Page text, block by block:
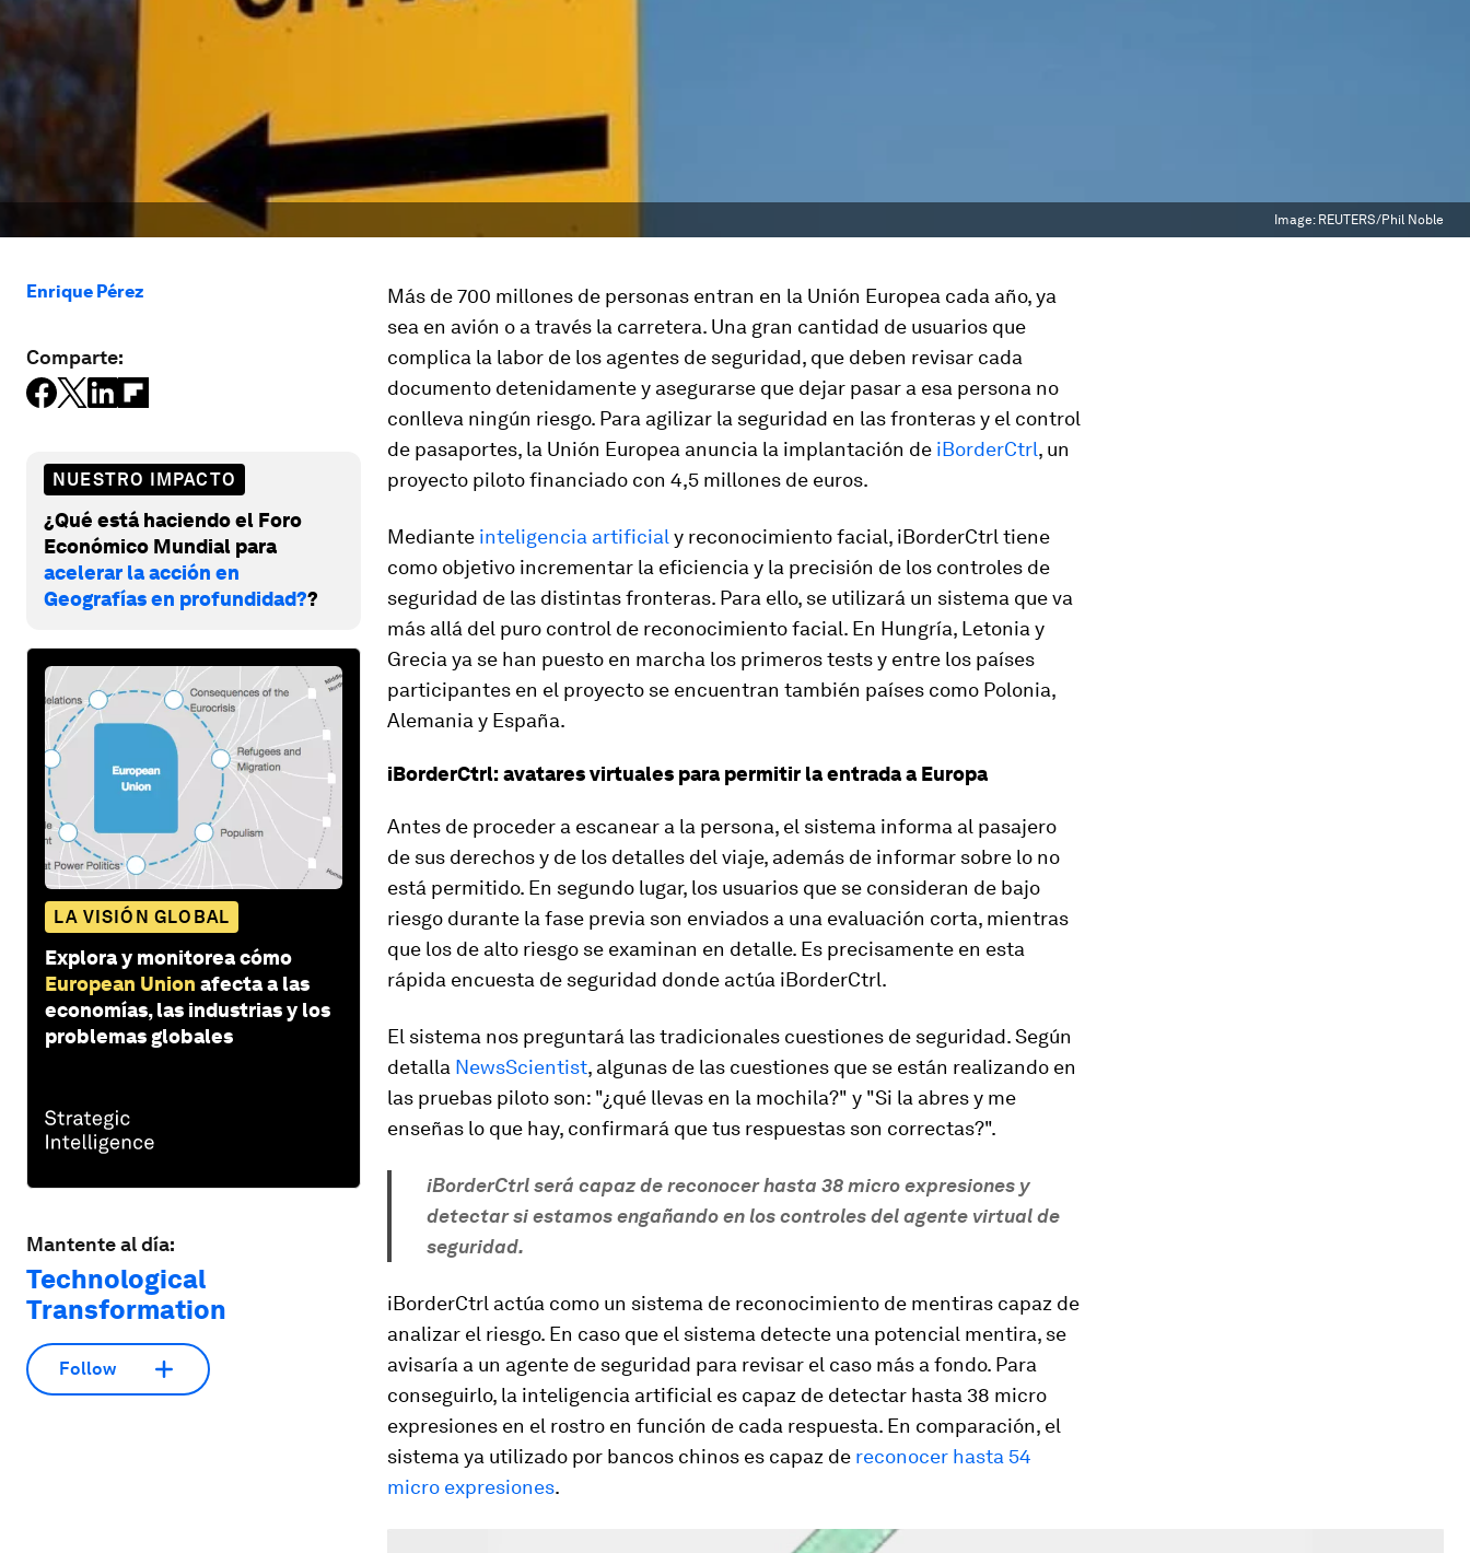
Image: REUTERS/Phil Noble
Enrique Pérez
Comparte:
NUESTRO IMPACTO
¿Qué está haciendo el Foro
Económico Mundial para
acelerar la acción en
Geografías en profundidad??
LA VISIÓN GLOBAL
Explora y monitorea cómo
European Union afecta a las
economías, las industrias y los
problemas globales
Mantente al día:
Technological
Transformation
Follow
Más de 700 millones de personas entran en la Unión Europea cada año, ya
sea en avión o a través la carretera. Una gran cantidad de usuarios que
complica la labor de los agentes de seguridad, que deben revisar cada
documento detenidamente y asegurarse que dejar pasar a esa persona no
conlleva ningún riesgo. Para agilizar la seguridad en las fronteras y el control
de pasaportes, la Unión Europea anuncia la implantación de iBorderCtrl, un
proyecto piloto financiado con 4,5 millones de euros.
Mediante inteligencia artificial y reconocimiento facial, iBorderCtrl tiene
como objetivo incrementar la eficiencia y la precisión de los controles de
seguridad de las distintas fronteras. Para ello, se utilizará un sistema que va
más allá del puro control de reconocimiento facial. En Hungría, Letonia y
Grecia ya se han puesto en marcha los primeros tests y entre los países
participantes en el proyecto se encuentran también países como Polonia,
Alemania y España.
iBorderCtrl: avatares virtuales para permitir la entrada a Europa
Antes de proceder a escanear a la persona, el sistema informa al pasajero
de sus derechos y de los detalles del viaje, además de informar sobre lo no
está permitido. En segundo lugar, los usuarios que se consideran de bajo
riesgo durante la fase previa son enviados a una evaluación corta, mientras
que los de alto riesgo se examinan en detalle. Es precisamente en esta
rápida encuesta de seguridad donde actúa iBorderCtrl.
El sistema nos preguntará las tradicionales cuestiones de seguridad. Según
detalla NewsScientist, algunas de las cuestiones que se están realizando en
las pruebas piloto son: "¿qué llevas en la mochila?" y "Si la abres y me
enseñas lo que hay, confirmará que tus respuestas son correctas?".
iBorderCtrl será capaz de reconocer hasta 38 micro expresiones y
detectar si estamos engañando en los controles del agente virtual de
seguridad.
iBorderCtrl actúa como un sistema de reconocimiento de mentiras capaz de
analizar el riesgo. En caso que el sistema detecte una potencial mentira, se
avisaría a un agente de seguridad para revisar el caso más a fondo. Para
conseguirlo, la inteligencia artificial es capaz de detectar hasta 38 micro
expresiones en el rostro en función de cada respuesta. En comparación, el
sistema ya utilizado por bancos chinos es capaz de reconocer hasta 54
micro expresiones.